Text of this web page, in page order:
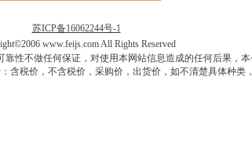
苏ICP备16062244号-1
www.feijs.com All Rights Reserved
性不做任何保证，对使用本网站信息造成的任何后果，本
含税价，不含税价，采购价，出货价，如不清楚具体种类